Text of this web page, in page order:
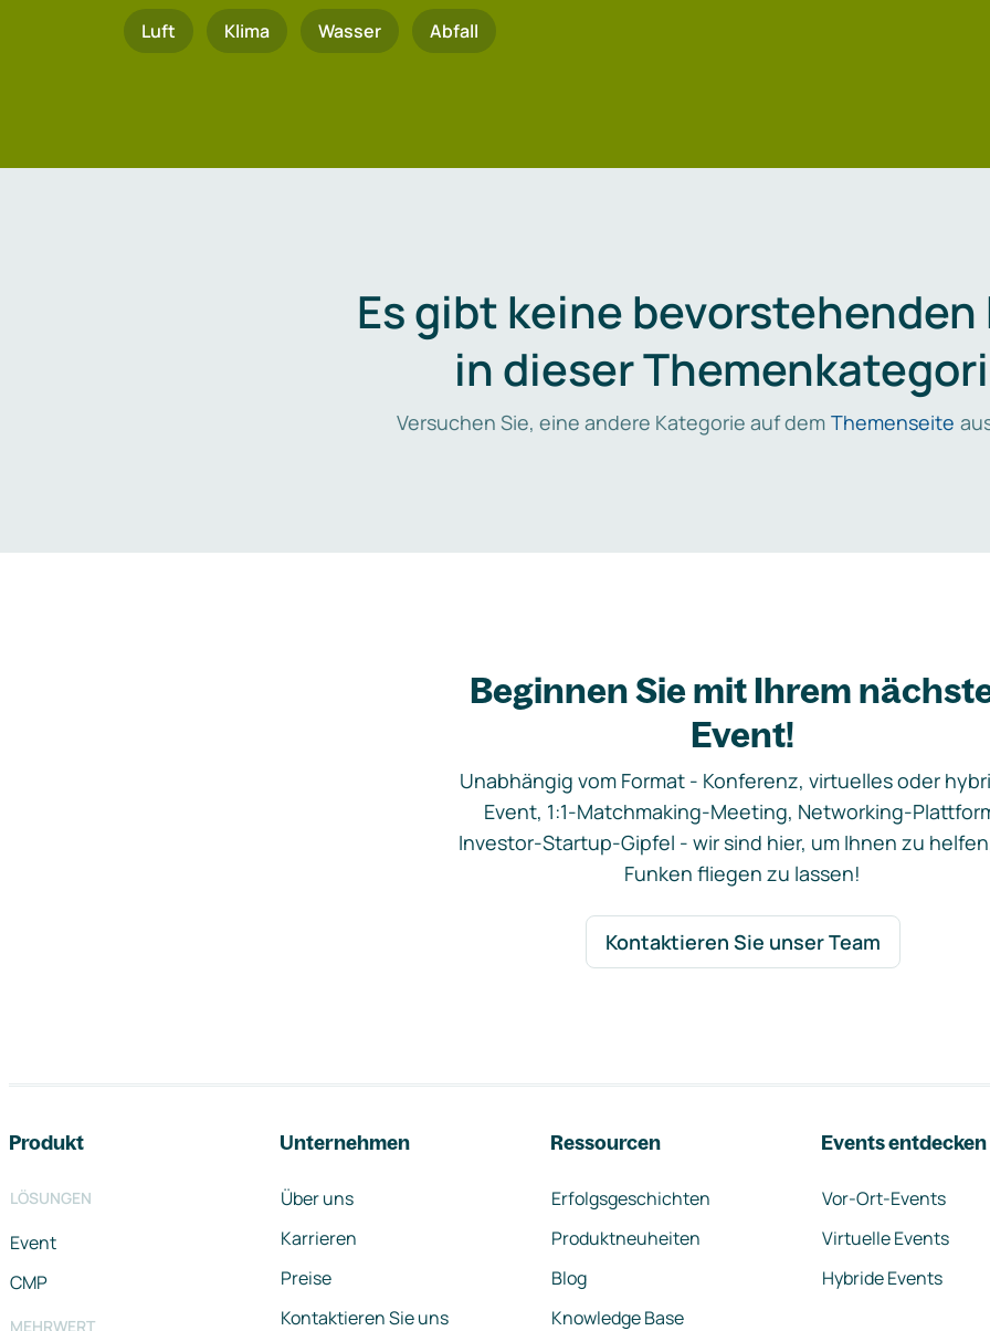
Luft Klima Wasser Abfall
Es gibt keine bevorstehenden
in dieser
Versuchen Sie, eine andere Kategorie auf dem Themenseite
Beginnen Sie mit Ihrem
Event!
Unabhängig vom Format - Konferenz, virtuelles oder
Event, 1:1-Matchmaking-Meeting, Networking-
Investor-Startup-Gipfel - wir sind hier, um Ihnen zu
Funken fliegen zu lassen!
Kontaktieren Sie unser Team
Produkt
LÖSUNGEN
Event
CMP
MEHRWERT
Unternehmen
Über uns
Karrieren
Preise
Kontaktieren Sie uns
Ressourcen
Erfolgsgeschichten
Produktneuheiten
Blog
Knowledge Base
Events entdecken
Vor-Ort-Events
Virtuelle Events
Hybride Events